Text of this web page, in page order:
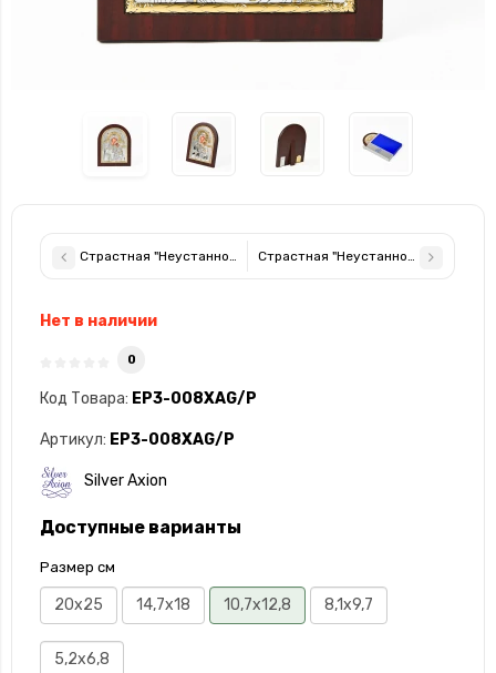
Страстная "Неустанной Помощи" Серебряная Икона
Страстная "Неустанной Помощи"
Нет в наличии
0
Код Товара: EP3-008XAG/P
Артикул: EP3-008XAG/P
Silver Axion
Доступные варианты
Размер см
20x25 14,7х18 10,7х12,8 8,1х9,7
5,2х6,8